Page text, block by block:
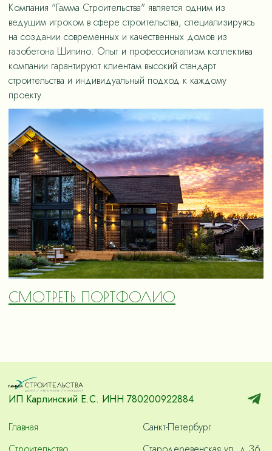
Компания "Гамма Строительства" является одним из
ведущим игроком в сфере строительства, специализируясь
на создании современных и качественных домов из
газобетона Шипино. Опыт и профессионализм коллектива
компании гарантируют клиентам высокий стандарт
строительства и индивидуальный подход к каждому
проекту.
СМОТРЕТЬ ПОРТФОЛИО
ИП Карлинский Е.С. ИНН 780200922884
Главная
Санкт-Петербург